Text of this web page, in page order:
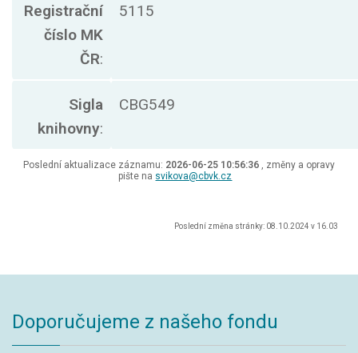
Registrační
číslo MK
ČR:
5115
Sigla
knihovny:
CBG549
Poslední aktualizace záznamu: 2026-06-25 10:56:36 , změny a opravy
pište na svikova@cbvk.cz
Poslední změna stránky: 08.10.2024 v 16.03
Doporučujeme z našeho fondu